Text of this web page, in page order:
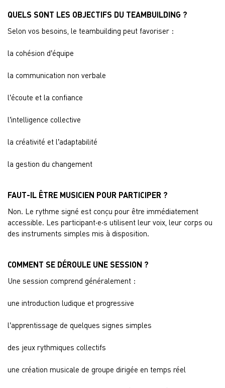
QUELS SONT LES OBJECTIFS DU TEAMBUILDING ?
Selon vos besoins, le teambuilding peut favoriser :
la cohésion d’équipe
la communication non verbale
l’écoute et la confiance
l’intelligence collective
la créativité et l’adaptabilité
la gestion du changement
FAUT-IL ÊTRE MUSICIEN POUR PARTICIPER ?
Non. Le rythme signé est conçu pour être immédiatement
accessible. Les participant·e·s utilisent leur voix, leur corps ou
des instruments simples mis à disposition.
COMMENT SE DÉROULE UNE SESSION ?
Une session comprend généralement :
une introduction ludique et progressive
l’apprentissage de quelques signes simples
des jeux rythmiques collectifs
une création musicale de groupe dirigée en temps réel